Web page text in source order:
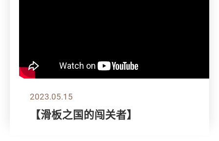
2023.05.15
【滑板之国的闯关者】